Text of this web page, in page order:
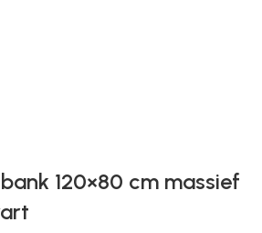
120×80 cm massief